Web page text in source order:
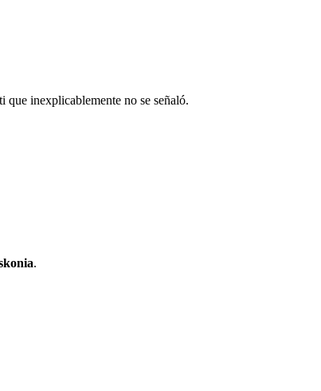
que inexplicablemente no se señaló.
.